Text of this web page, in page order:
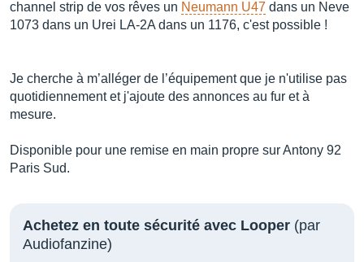
channel strip de vos rêves un Neumann U47 dans un Neve
1073 dans un Urei LA-2A dans un 1176, c'est possible !
Je cherche à m’alléger de l’équipement que je n'utilise pas
quotidiennement et j'ajoute des annonces au fur et à
mesure.
Disponible pour une remise en main propre sur Antony 92
Paris Sud.
Achetez en toute sécurité avec Looper (par
Audiofanzine)